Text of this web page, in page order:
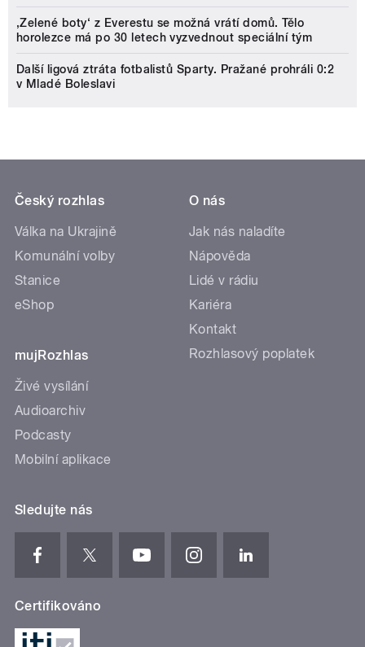
‚Zelené boty‘ z Everestu se možná vrátí domů. Tělo
horolezce má po 30 letech vyzvednout speciální tým
Další ligová ztráta fotbalistů Sparty. Pražané prohráli 0:2
v Mladé Boleslavi
Český rozhlas
Válka na Ukrajině
Komunální volby
Stanice
eShop
mujRozhlas
Živé vysílání
Audioarchiv
Podcasty
Mobilní aplikace
O nás
Jak nás naladíte
Nápověda
Lidé v rádiu
Kariéra
Kontakt
Rozhlasový poplatek
Sledujte nás
Certifikováno